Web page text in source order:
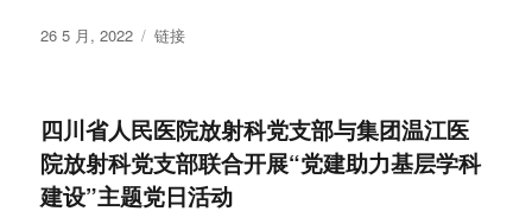
发
26 5 月, 2022
格
链接
四川省人民医院放射科党支部与集团温江医
院放射科党支部联合开展“党建助力基层学科
建设”主题党日活动